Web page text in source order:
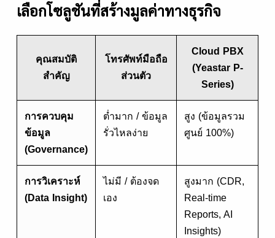
เลือกโซลูชันที่สร้างมูลค่าทางธุรกิจ
คุณสมบัติ
สำคัญ
โทรศัพท์มือถือ
ส่วนตัว
Cloud PBX
(Yeastar P-
Series)
การควบคุม
ข้อมูล
(Governance)
ต่ำมาก / ข้อมูล
รั่วไหลง่าย
สูง (ข้อมูลรวม
ศูนย์ 100%)
การวิเคราะห์
(Data Insight)
ไม่มี / ต้องจด
เอง
สูงมาก (CDR,
Real-time
Reports, AI
Insights)